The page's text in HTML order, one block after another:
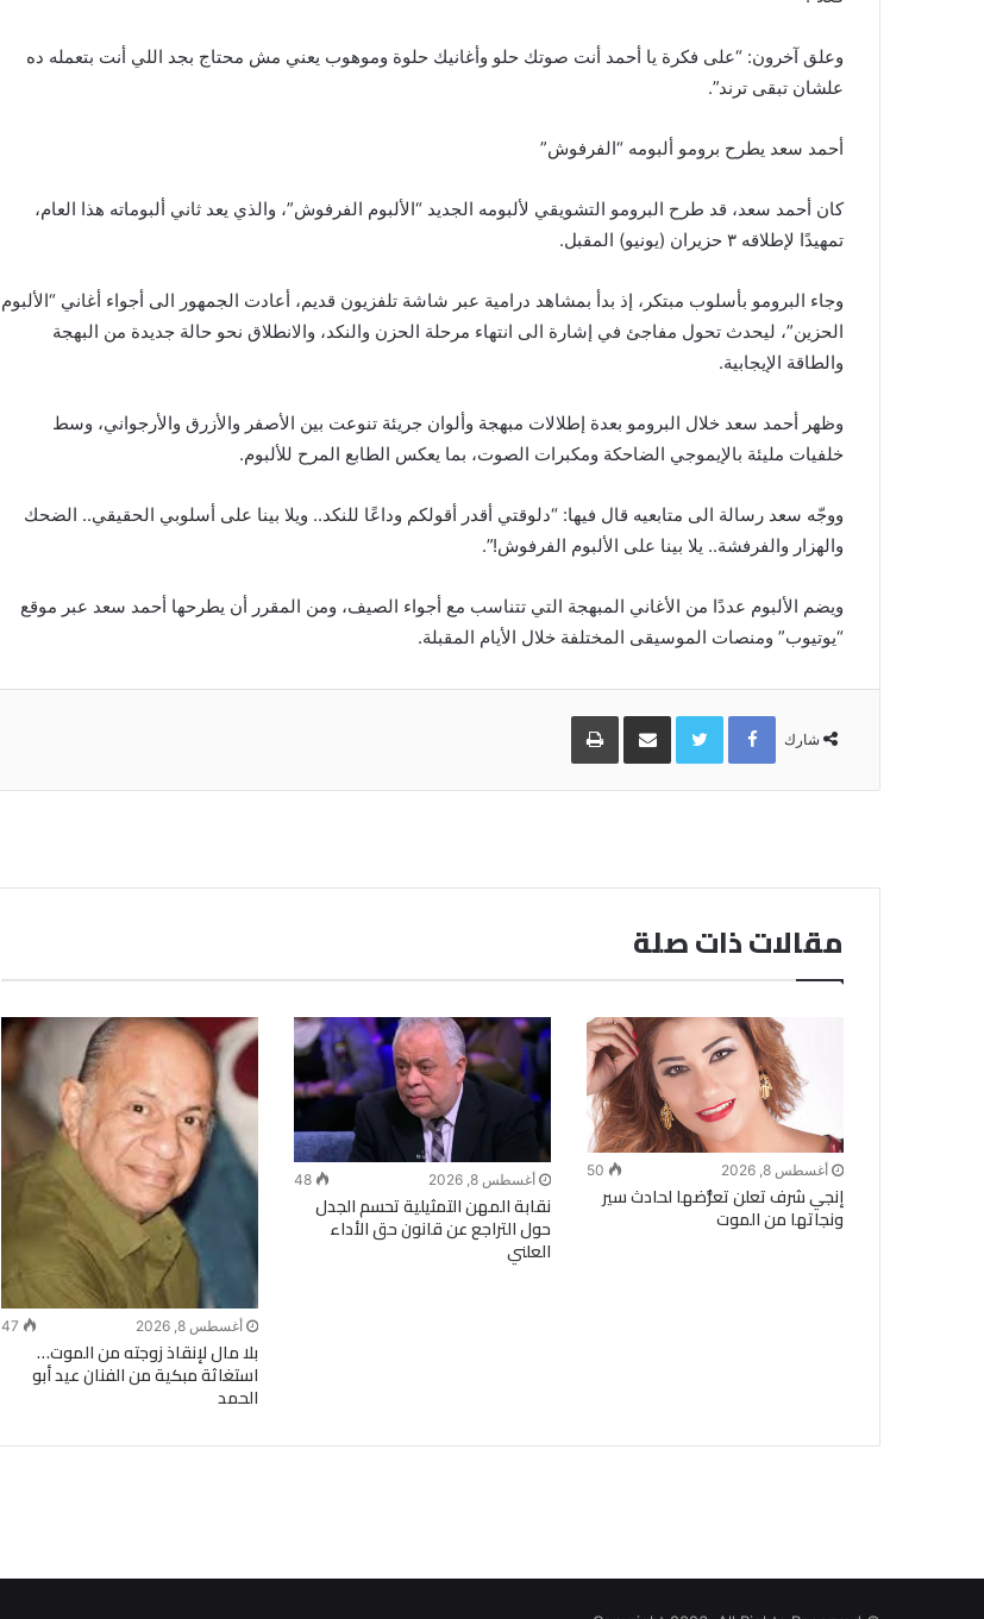
وعلق آخرون: “على فكرة يا أحمد أنت صوتك حلو وأغانيك حلوة وموهوب يعني مش محتاج بجد اللي أنت بتعمله ده
علشان تبقى ترند”.
أحمد سعد يطرح برومو ألبومه “الفرفوش”
كان أحمد سعد، قد طرح البرومو التشويقي لألبومه الجديد “الألبوم الفرفوش”، والذي يعد ثاني ألبوماته هذا العام،
تمهيدًا لإطلاقه ٣ حزيران (يونيو) المقبل.
وجاء البرومو بأسلوب مبتكر، إذ بدأ بمشاهد درامية عبر شاشة تلفزيون قديم، أعادت الجمهور الى أجواء أغاني “الألبوم
الحزين”، ليحدث تحول مفاجئ في إشارة الى انتهاء مرحلة الحزن والنكد، والانطلاق نحو حالة جديدة من البهجة
والطاقة الإيجابية.
وظهر أحمد سعد خلال البرومو بعدة إطلالات مبهجة وألوان جريئة تنوعت بين الأصفر والأزرق والأرجواني، وسط
خلفيات مليئة بالإيموجي الضاحكة ومكبرات الصوت، بما يعكس الطابع المرح للألبوم.
ووجّه سعد رسالة الى متابعيه قال فيها: “دلوقتي أقدر أقولكم وداعًا للنكد.. ويلا بينا على أسلوبي الحقيقي.. الضحك
والهزار والفرفشة.. يلا بينا على الألبوم الفرفوش!”.
ويضم الألبوم عددًا من الأغاني المبهجة التي تتناسب مع أجواء الصيف، ومن المقرر أن يطرحها أحمد سعد عبر موقع
“يوتيوب” ومنصات الموسيقى المختلفة خلال الأيام المقبلة.
شارك
Facebook
Twitterمشاركة
البريد
طباعة
مقالات ذات صلة
أغسطس 8, 2026 50
إنجي شرف تعلن تعرُّضها لحادث سير
ونجاتها من الموت
أغسطس 8, 2026 48
نقابة المهن التمثيلية تحسم الجدل
حول التراجع عن قانون حق الأداء
العلني
أغسطس 8, 2026 47
بلا مال لإنقاذ زوجته من الموت…
استغاثة مبكية من الفنان عيد أبو
الحمد